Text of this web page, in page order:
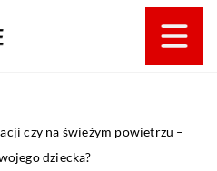
czy na świeżym powietrzu –
dziecka?